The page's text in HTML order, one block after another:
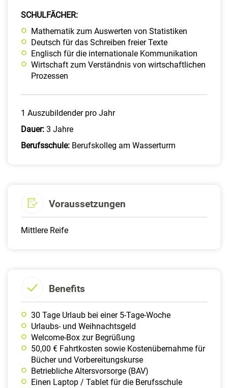
SCHULFÄCHER:
Mathematik zum Auswerten von Statistiken
Deutsch für das Schreiben freier Texte
Englisch für die internationale Kommunikation
Wirtschaft zum Verständnis von wirtschaftlichen
Prozessen
1 Auszubildender pro Jahr
Dauer: 3 Jahre
Berufsschule: Berufskolleg am Wasserturm
Voraussetzungen
Mittlere Reife
Benefits
30 Tage Urlaub bei einer 5-Tage-Woche
Urlaubs- und Weihnachtsgeld
Welcome-Box zur Begrüßung
50,00 € Fahrtkosten sowie Kostenübernahme für
Bücher und Vorbereitungskurse
Betriebliche Altersvorsorge (BAV)
Einen Laptop / Tablet für die Berufsschule